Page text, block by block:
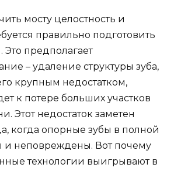
мосту целостность и
правильно подготовить
предполагает
– удаление структуры зуба,
крупным недостатком,
к потере больших участков
Этот недостаток заметен
когда опорные зубы в полной
и неповреждены. Вот почему
технологии выигрывают в